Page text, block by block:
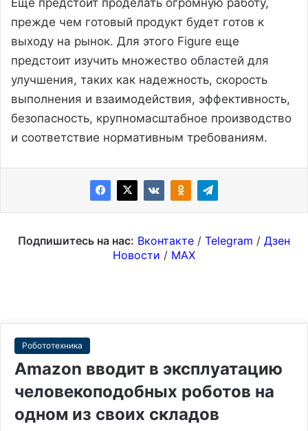
прежде чем готовый продукт будет готов к
выходу на рынок. Для этого Figure еще
предстоит изучить множество областей для
улучшения, таких как надежность, скорость
выполнения и взаимодействия, эффективность,
безопасность, крупномасштабное производство
и соответствие нормативным требованиям.
Подпишитесь на нас: Вконтакте / Telegram / Дзен
Новости / MAX